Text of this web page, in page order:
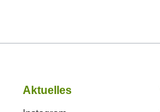
Aktuelles